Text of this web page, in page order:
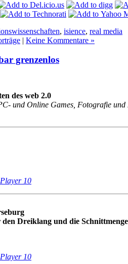
, isience, real media
| Keine Kommentare »
grenzenlos
des web 2.0
und Online Games, Fotografie
10
Dreiklang und die
10